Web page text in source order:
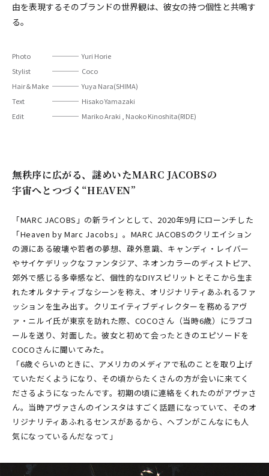
由を表現するそのブランドの世界観は、彼女の持つ個性と共鳴す
る。
Photo
Yuri Horie
Stylist
Coco
Hair＆Make
Yuya Nara(SHIMA)
Text
Hisako Yamazaki
Edit
Mariko Araki , Naoko Kinoshita(RIDE)
無秩序に広がる、謎めいたMARC JACOBSの
宇宙へとつづく“HEAVEN”
「MARC JACOBS」の新ラインとして、2020年9月にローンチした
「Heaven by Marc Jacobs」。MARC JACOBSのクリエイション
の源にある破壊や若者の夢想、疎外意識、キャンディ・レイバー
やサイケデリックなファンタジア、ネオンカラーのディストピア、
郊外で感じる多幸感など、個性的なDIYスピリットとそこから生ま
れたオルタナティブなシーンを称え、オリジナリティあふれるファ
ッションを生み出す。クリエイティブディレクターを務めるアヴ
ァ・ニルイ氏が東京を訪れた際、COCOさん（当時6歳）にラブコ
ールを送り、対面した。彼女と初めて会ったときのエピソードを
COCOさんに聞いてみた。
「6歳ぐらいのときに、アメリカのメディアで私のことを取り上げ
ていただくようになり、その頃からたくさんの方が会いに来てく
ださるようになったんです。初期の頃に連絡をくれたのがアヴァさ
ん。当時アヴァさんのインスタはすごく話題になっていて、そのオ
リジナリティあふれるセンスがあるから、ヘブンがこんなにも人
気になっているんだなって」